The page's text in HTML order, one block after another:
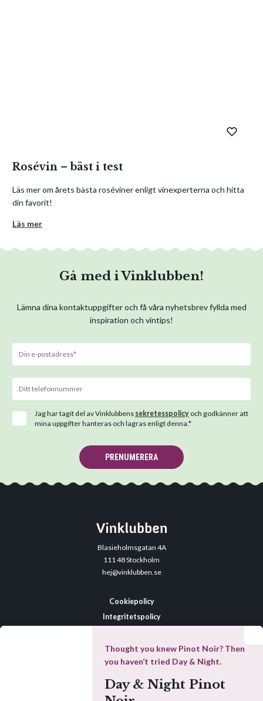
Rosévin – bäst i test
Läs mer om årets bästa roséviner enligt vinexperterna och hitta
din favorit!
Läs mer
Gå med i Vinklubben!
Lämna dina kontaktuppgifter och få våra nyhetsbrev fyllda med
inspiration och vintips!
Jag har tagit del av Vinklubbens sekretesspolicy och godkänner att
mina uppgifter hanteras och lagras enligt denna.*
PRENUMERERA
Blasieholmsgatan 4A
111 48 Stockholm
hej@vinklubben.se
Cookiepolicy
Integritetspolicy
Datainställningar
Denna webbplats drivs av Vinklubben i Norden AB
Thought you knew Pinot Noir? Then
you haven’t tried Day & Night.
Day & Night Pinot